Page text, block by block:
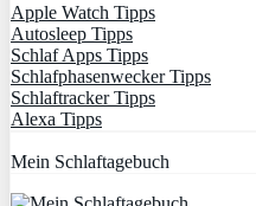
Apple Watch Tipps
Autosleep Tipps
Schlaf Apps Tipps
Schlafphasenwecker Tipps
Schlaftracker Tipps
Alexa Tipps
Mein Schlaftagebuch